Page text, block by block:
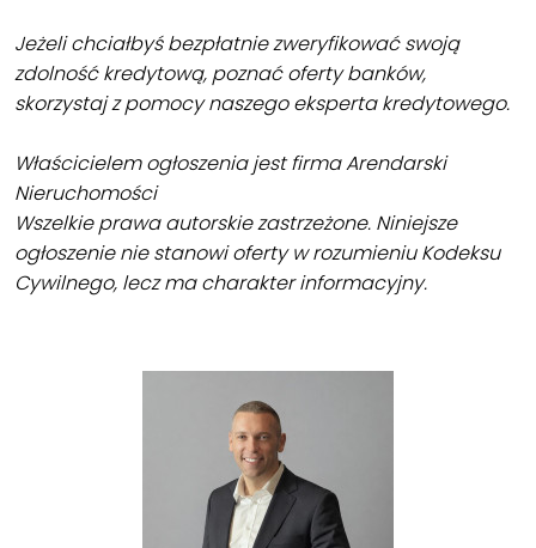
Jeżeli chciałbyś bezpłatnie zweryfikować swoją
zdolność kredytową, poznać oferty banków,
skorzystaj z pomocy naszego eksperta kredytowego.
Właścicielem ogłoszenia jest firma Arendarski
Nieruchomości
Wszelkie prawa autorskie zastrzeżone. Niniejsze
ogłoszenie nie stanowi oferty w rozumieniu Kodeksu
Cywilnego, lecz ma charakter informacyjny.